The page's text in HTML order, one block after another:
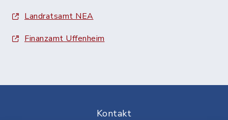
Landratsamt NEA
Finanzamt Uffenheim
Kontakt